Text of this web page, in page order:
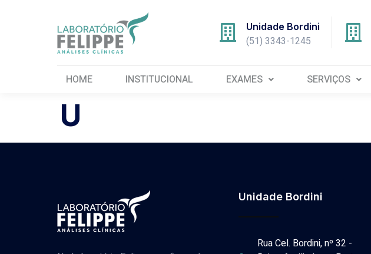
Unidade Bordini
(51) 3343-1245
HOME INSTITUCIONAL EXAMES SERVIÇOS
U
Unidade Bordini
Rua Cel. Bordini, nº 32 -